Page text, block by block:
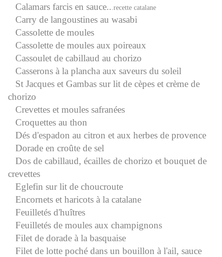
Calamars farcis en sauce...recette catalane
Carry de langoustines au wasabi
Cassolette de moules
Cassolette de moules aux poireaux
Cassoulet de cabillaud au chorizo
Casserons à la plancha aux saveurs du soleil
St Jacques et Gambas sur lit de cèpes et crème de
chorizo
Crevettes et moules safranées
Croquettes au thon
Dés d'espadon au citron et aux herbes de provence
Dorade en croûte de sel
Dos de cabillaud, écailles de chorizo et bouquet de
crevettes
Eglefin sur lit de choucroute
Encornets et haricots à la catalane
Feuilletés d'huîtres
Feuilletés de moules aux champignons
Filet de dorade à la basquaise
Filet de lotte poché dans un bouillon à l'ail, sauce